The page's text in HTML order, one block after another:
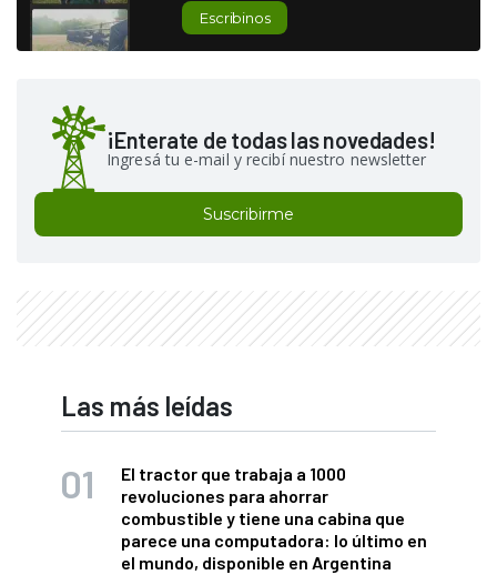
Escribinos
¡Enterate de todas las novedades!
Ingresá tu e-mail y recibí nuestro newsletter
Suscribirme
Las más leídas
El tractor que trabaja a 1000
revoluciones para ahorrar
combustible y tiene una cabina que
parece una computadora: lo último en
el mundo, disponible en Argentina